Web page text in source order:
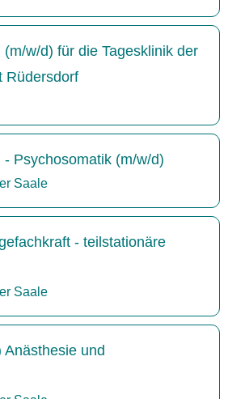
w/d) für die Tagesklinik der
Rüdersdorf
Psychosomatik (m/w/d)
Saale
- teilstationäre
Saale
Anästhesie und